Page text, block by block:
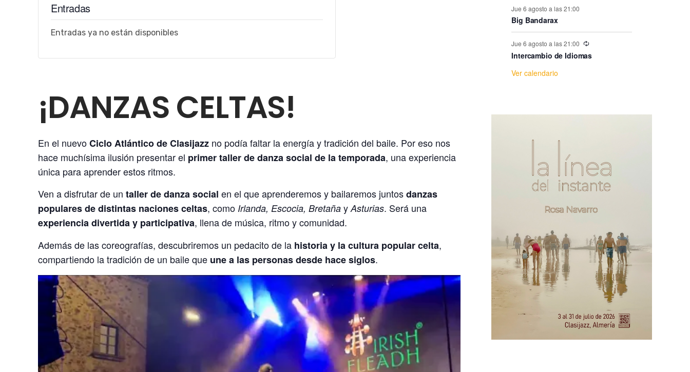
Entradas
Entradas ya no están disponibles
¡DANZAS CELTAS!
En el nuevoCiclo Atlántico de Clasijazz no podía faltar la energía y tradición del baile. Por eso nos
hace muchísima ilusión presentar el primer taller de danza social de la temporada, una experiencia
única para aprender estos ritmos.
Ven a disfrutar de un taller de danza social en el que aprenderemos y bailaremos juntosdanzas
populares de distintas naciones celtas, como Irlanda, Escocia, Bretaña y Asturias. Será una
experiencia divertida y participativa, llena de música, ritmo y comunidad.
Además de las coreografías, descubriremos un pedacito de la historia y la cultura popular celta,
compartiendo la tradición de un baile que une a las personas desde hace siglos.
e
E
v
n
Jue 6 agosto a las 21:00
Big Bandarax
Jue 6 agosto a las 21:00
Intercambio de Idiomas
Ver calendario